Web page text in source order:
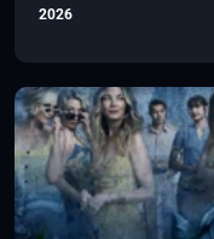
2026